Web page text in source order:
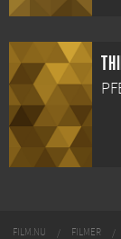
FILM.NU FILMER